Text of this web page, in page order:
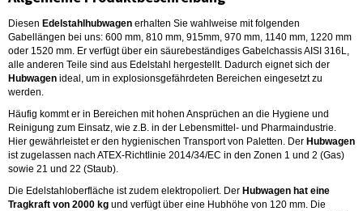
Diesen Edelstahlhubwagen erhalten Sie wahlweise mit folgenden
Gabellängen bei uns: 600 mm, 810 mm, 915mm, 970 mm, 1140 mm, 1220 mm
oder 1520 mm. Er verfügt über ein säurebeständiges Gabelchassis AISI 316L,
alle anderen Teile sind aus Edelstahl hergestellt. Dadurch eignet sich der
Hubwagen ideal, um in explosionsgefährdeten Bereichen eingesetzt zu
werden.
Häufig kommt er in Bereichen mit hohen Ansprüchen an die Hygiene und
Reinigung zum Einsatz, wie z.B. in der Lebensmittel- und Pharmaindustrie.
Hier gewährleistet er den hygienischen Transport von Paletten. Der Hubwagen
ist zugelassen nach ATEX-Richtlinie 2014/34/EC in den Zonen 1 und 2 (Gas)
sowie 21 und 22 (Staub).
Die Edelstahloberfläche ist zudem elektropoliert. Der Hubwagen hat eine
Tragkraft von 2000 kg und verfügt über eine Hubhöhe von 120 mm. Die